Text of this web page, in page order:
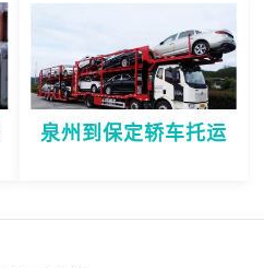
泉州到保定轿车托运